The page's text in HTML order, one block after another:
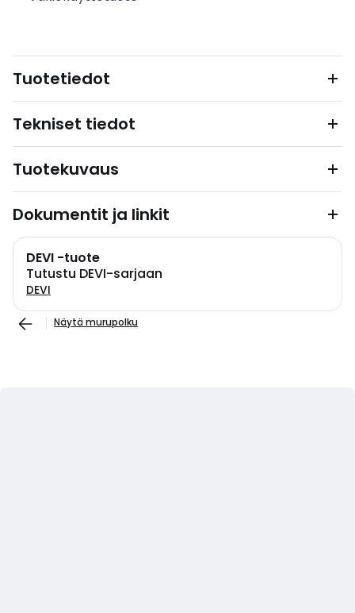
Tuotetiedot
Tekniset tiedot
Tuotekuvaus
Dokumentit ja linkit
DEVI -tuote
Tutustu DEVI-sarjaan
DEVI
Näytä murupolku